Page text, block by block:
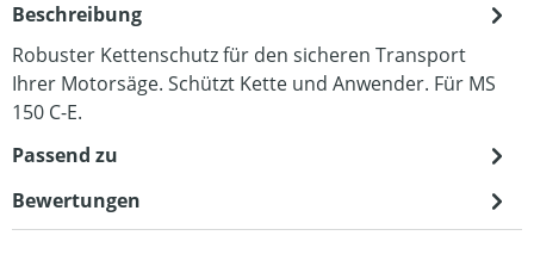
Beschreibung
Robuster Kettenschutz für den sicheren Transport
Ihrer Motorsäge. Schützt Kette und Anwender. Für MS
150 C-E.
Passend zu
Bewertungen